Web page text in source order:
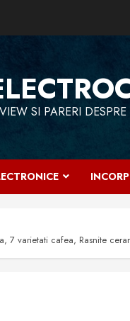
SI PARERI
7 varietati cafea, Rasnite